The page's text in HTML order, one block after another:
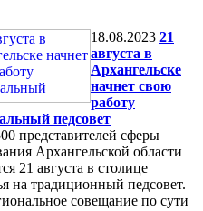
18.08.2023 21
августа в
Архангельске
начнет свою
работу
педсовет
представителей сферы
Архангельской области
21 августа в столице
на традиционный педсовет.
совещание по сути